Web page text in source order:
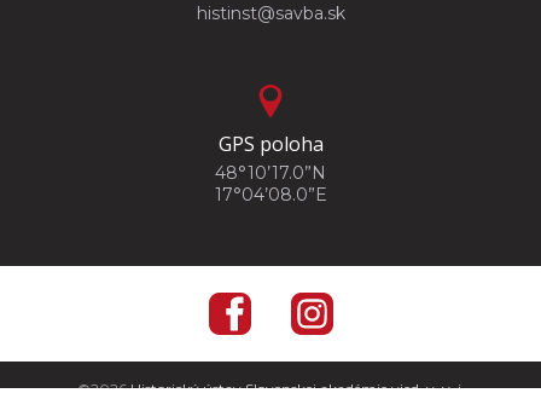
histinst@savba.sk
GPS poloha
48°10’17.0”N
17°04’08.0”E
©2026Historický ústav Slovenskej akadémie vied, v. v. i.